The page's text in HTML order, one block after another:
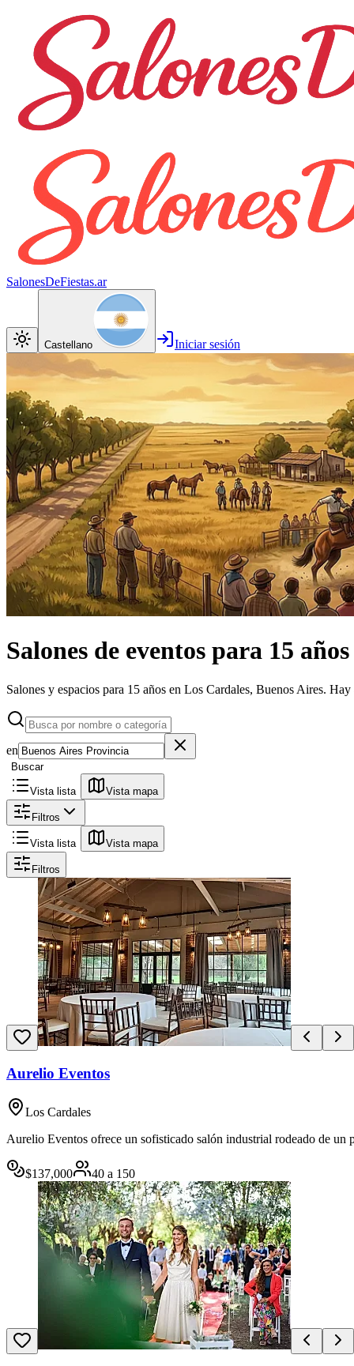
SalonesDeFiestas.ar
Castellano Iniciar sesión
Salones de eventos para 15 años
Salones y espacios para 15 años en Los Cardales, Buenos Aires. Hay
en
Buscar
Vista lista Vista mapa
Filtros
Vista lista Vista mapa
Filtros
Aurelio Eventos
Los Cardales
Aurelio Eventos ofrece un sofisticado salón industrial rodeado de
$137,000 40 a 150